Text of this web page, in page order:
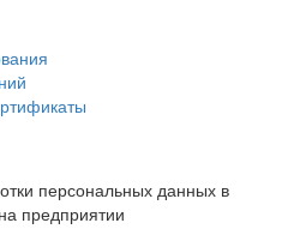
персональных данных в
предприятии